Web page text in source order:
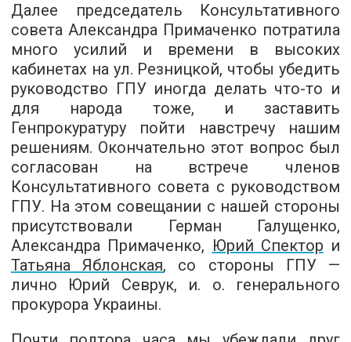
Далее председатель Консультативного
совета Александра Примаченко потратила
много усилий и времени в высоких
кабинетах на ул. Резницкой, чтобы убедить
руководство ГПУ иногда делать что-то и
для народа тоже, и заставить
Генпрокуратуру пойти навстречу нашим
решениям. Окончательно этот вопрос был
согласован на встрече членов
Консультативного совета с руководством
ГПУ. На этом совещании с нашей стороны
присутствовали Герман Галущенко,
Александра Примаченко, Юрий Спектор и
Татьяна Яблонская, со стороны ГПУ —
лично Юрий Севрук, и. о. генерального
прокурора Украины.